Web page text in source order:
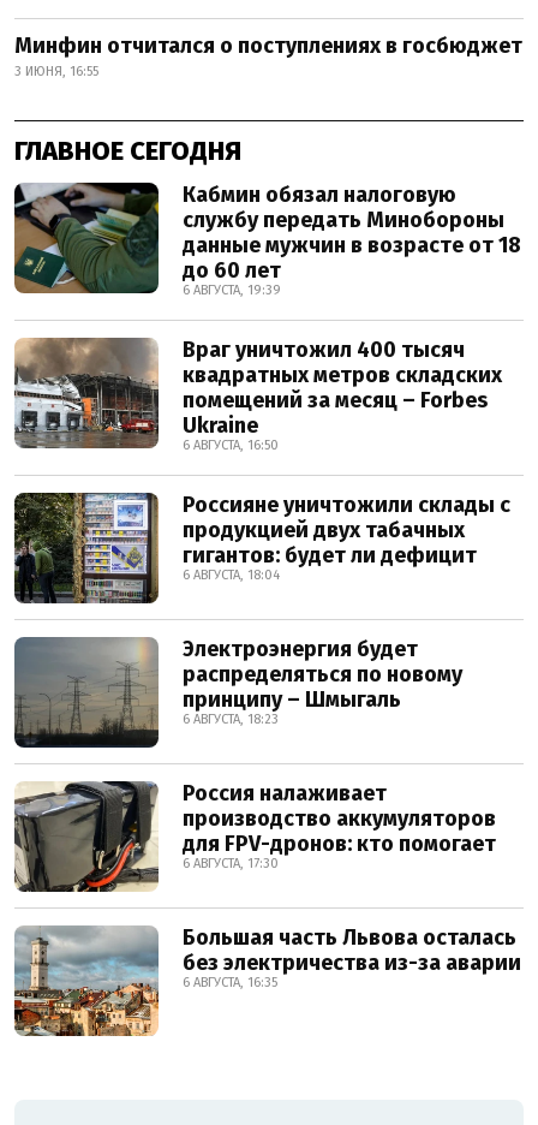
Минфин отчитался о поступлениях в госбюджет
3 ИЮНЯ, 16:55
ГЛАВНОЕ СЕГОДНЯ
Кабмин обязал налоговую
службу передать Минобороны
данные мужчин в возрасте от 18
до 60 лет
6 АВГУСТА, 19:39
Враг уничтожил 400 тысяч
квадратных метров складских
помещений за месяц – Forbes
Ukraine
6 АВГУСТА, 16:50
Россияне уничтожили склады с
продукцией двух табачных
гигантов: будет ли дефицит
6 АВГУСТА, 18:04
Электроэнергия будет
распределяться по новому
принципу – Шмыгаль
6 АВГУСТА, 18:23
Россия налаживает
производство аккумуляторов
для FPV-дронов: кто помогает
6 АВГУСТА, 17:30
Большая часть Львова осталась
без электричества из-за аварии
6 АВГУСТА, 16:35